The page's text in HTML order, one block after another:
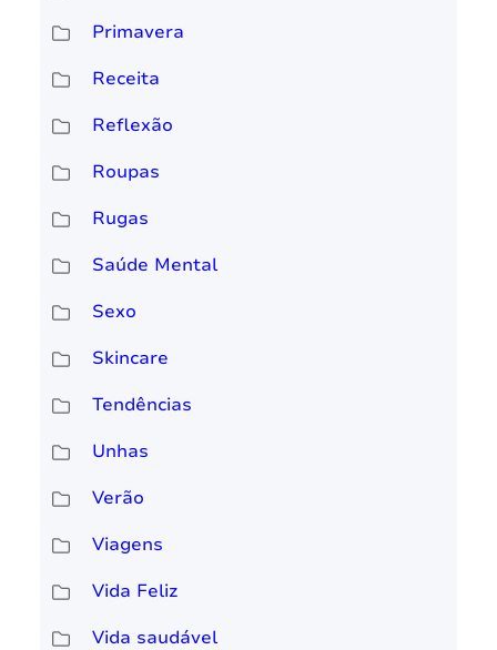
Primavera
Receita
Reflexão
Roupas
Rugas
Saúde Mental
Sexo
Skincare
Tendências
Unhas
Verão
Viagens
Vida Feliz
Vida saudável